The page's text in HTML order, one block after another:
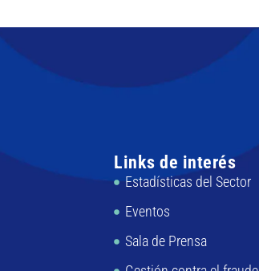
Links de interés
Estadísticas del Sector
Eventos
Sala de Prensa